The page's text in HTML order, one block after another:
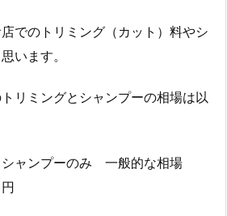
でのトリミング（カット）料やシ
います。
リミングとシャンプーの相場は以
ャンプーのみ 一般的な相場